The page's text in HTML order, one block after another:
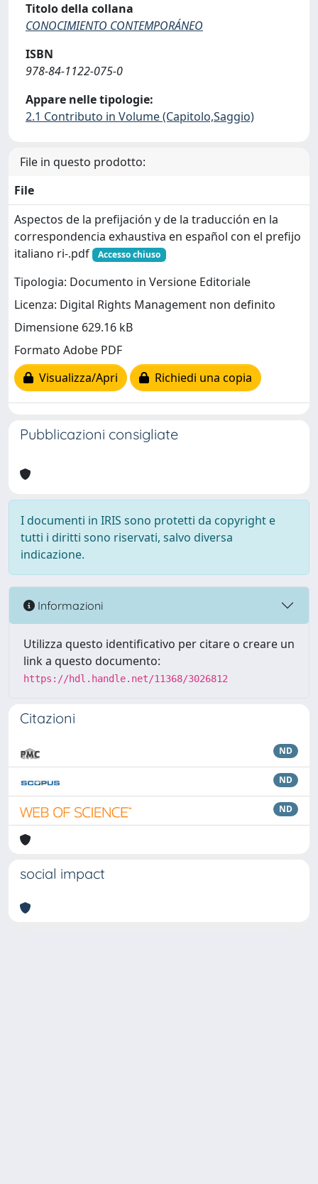
Titolo della collana
CONOCIMIENTO CONTEMPORÁNEO
ISBN
978-84-1122-075-0
Appare nelle tipologie:
2.1 Contributo in Volume (Capitolo,Saggio)
File in questo prodotto:
File
Aspectos de la prefijación y de la traducción en la
correspondencia exhaustiva en español con el prefijo
italiano ri-.pdf
Accesso chiuso
Tipologia: Documento in Versione Editoriale
Licenza: Digital Rights Management non definito
Dimensione 629.16 kB
Formato Adobe PDF
Visualizza/Apri
Richiedi una copia
Pubblicazioni consigliate
I documenti in IRIS sono protetti da copyright e
tutti i diritti sono riservati, salvo diversa
indicazione.
Informazioni
Utilizza questo identificativo per citare o creare un
link a questo documento:
https://hdl.handle.net/11368/3026812
Citazioni
ND
ND
ND
social impact